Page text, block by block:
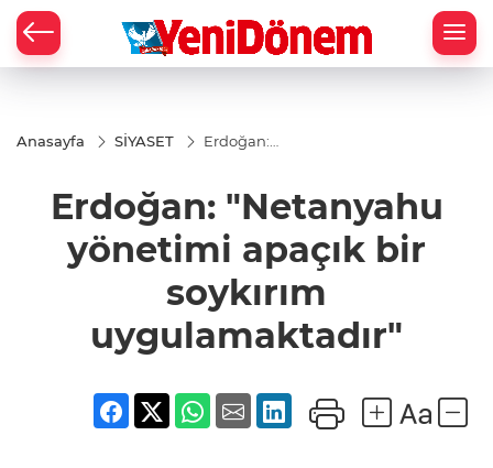
Anasayfa SİYASET
Erdoğan:
bir soykırım
uygulamaktadır"
Erdoğan: "Netanyahu
yönetimi apaçık bir
soykırım
uygulamaktadır"